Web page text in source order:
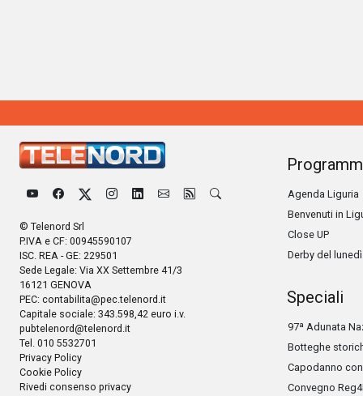
© Telenord Srl
P.IVA e CF: 00945590107
ISC. REA - GE: 229501
Sede Legale: Via XX Settembre 41/3
16121 GENOVA
PEC: contabilita@pec.telenord.it
Capitale sociale: 343.598,42 euro i.v.
pubtelenord@telenord.it
Tel. 010 5532701
Privacy Policy
Cookie Policy
Rivedi consenso privacy
Agenda Liguria
Benvenuti in
Close UP
Derby del lunedì
Speciali
97ª Adunata
Botteghe
Capodanno
Convegno